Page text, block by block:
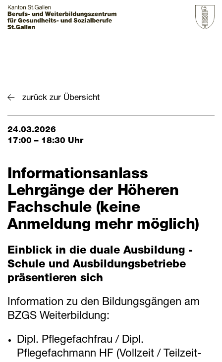
zurück zur Übersicht
24.03.2026
17:00 – 18:30 Uhr
Informationsanlass
Lehrgänge der Höheren
Fachschule (keine
Anmeldung mehr möglich)
Einblick in die duale Ausbildung -
Schule und Ausbildungsbetriebe
präsentieren sich
Information zu den Bildungsgängen am
BZGS Weiterbildung:
Dipl. Pflegefachfrau / Dipl.
Pflegefachmann HF (Vollzeit / Teilzeit-
Weiterbildung
Über uns & Aktuelles
BZGS St.Gallen
Kontakt
Aktuelles
Termine
Downloads
Schnellzugriff
Webmail
Login Mitarbeitende